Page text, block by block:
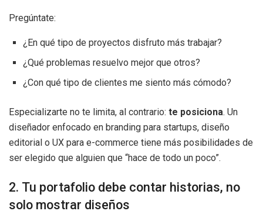
Pregúntate:
¿En qué tipo de proyectos disfruto más trabajar?
¿Qué problemas resuelvo mejor que otros?
¿Con qué tipo de clientes me siento más cómodo?
Especializarte no te limita, al contrario: te posiciona. Un
diseñador enfocado en branding para startups, diseño
editorial o UX para e-commerce tiene más posibilidades de
ser elegido que alguien que “hace de todo un poco”.
2. Tu portafolio debe contar historias, no
solo mostrar diseños